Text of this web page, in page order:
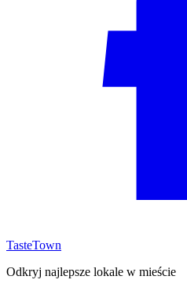
TasteTown
Odkryj najlepsze lokale w mieście